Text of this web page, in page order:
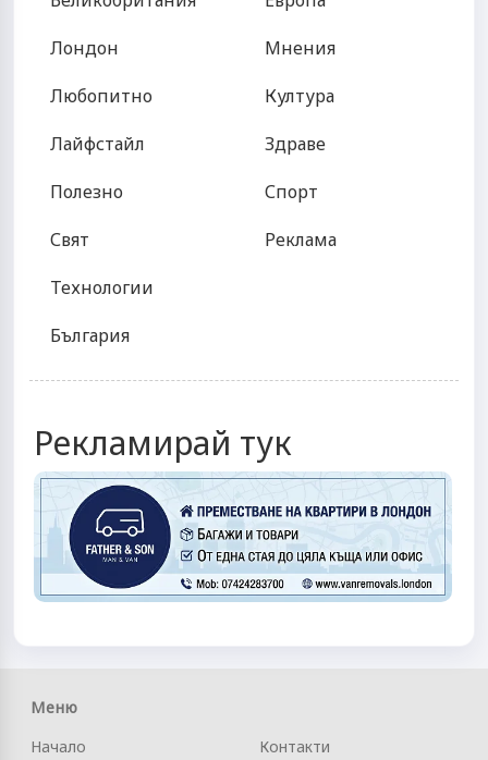
Лондон
Любопитно
Лайфстайл
Полезно
Свят
Технологии
България
Мнения
Култура
Здраве
Спорт
Реклама
Рекламирай тук
Меню
Начало
Контакти